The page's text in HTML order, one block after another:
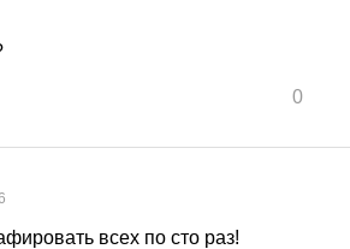
0
всех по сто раз!